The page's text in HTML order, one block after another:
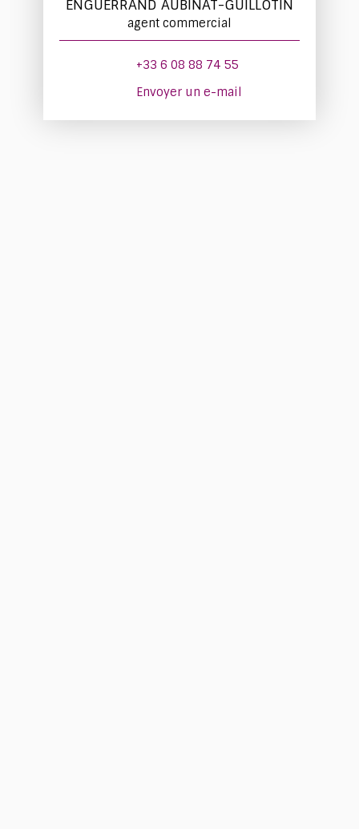
ENGUERRAND AUBINAT-GUILLOTIN
agent commercial
+33 6 08 88 74 55
Envoyer un e-mail